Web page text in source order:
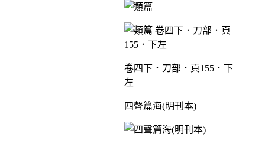
卷四下．刀部．頁155．下
左
四聲篇海(明刊本)